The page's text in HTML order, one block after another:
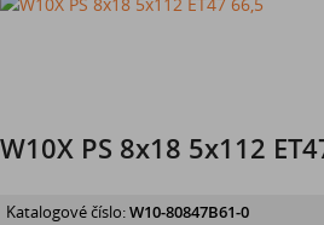
W10X PS 8x18 5x112
Katalogové číslo:W10-80847B61-0